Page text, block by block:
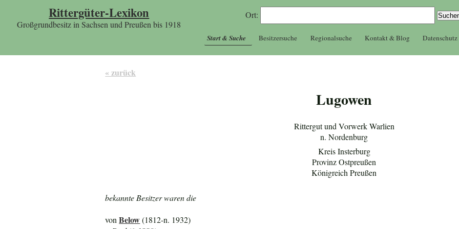
Rittergüter-Lexikon
Großgrundbesitz in Sachsen und Preußen bis 1918
Ort:
Start & Suche Besitzersuche Regionalsuche Kontakt & Blog Datenschutz
« zurück
Lugowen
Rittergut und Vorwerk Warlien
n. Nordenburg
Kreis Insterburg
Provinz Ostpreußen
Königreich Preußen
bekannte Besitzer waren die
vonBelow(1812-n. 1932)